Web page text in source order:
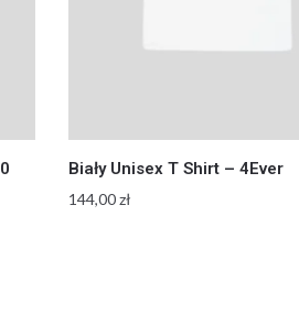
Biały Unisex T Shirt – 4Ever
144,00zł